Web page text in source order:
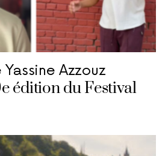
Azzouz
édition du Festival